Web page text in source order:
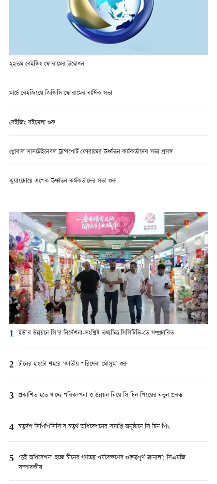
২২তম বেইজিং ফোরামের উদ্বোধন
মার্চে বেইজিংয়ে জিজিসি ফোরামের বার্ষিক সভা
বেইজিং বইমেলা শুরু
গ্লোবাল সাসটেইনেবল ট্রান্সপোর্ট ফোরামের ঊর্ধ্বতন কর্মকর্তাদের সভা প্রসঙ্গ
কুয়াংচৌয়ে এপেক ঊর্ধ্বতন কর্মকর্তাদের সভা শুরু
1 ইউ’র উন্নয়নে সি’র নির্দেশনা-সংশ্লিষ্ট তথ্যচিত্র সিসিটিভি-তে সম্প্রচারিত
2 চীনের হাংচৌ শহরে ‘জাতীয় পরিষেবা মৌসুম’ শুরু
3 প্রকাশিত হতে যাচ্ছে পরিকল্পনা ও উন্নয়ন নিয়ে সি চিন পিংয়ের নতুন প্রবন্ধ
4 চতুর্দশ সিপিপিসিসি’র চতুর্থ অধিবেশনের সমাপ্তি অনুষ্ঠানে সি চিন পিং
5 ‘দুই অধিবেশন’ হচ্ছে চীনের গণতন্ত্র পর্যবেক্ষণের গুরুত্বপূর্ণ জানালা: সিএমজি
সম্পাদকীয়